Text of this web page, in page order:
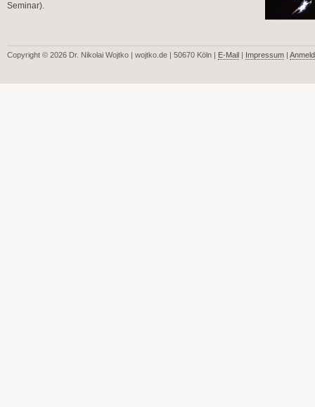
Seminar).
Copyright © 2026 Dr. Nikolai Wojtko | wojtko.de | 50670 Köln | E-Mail | Impressum |